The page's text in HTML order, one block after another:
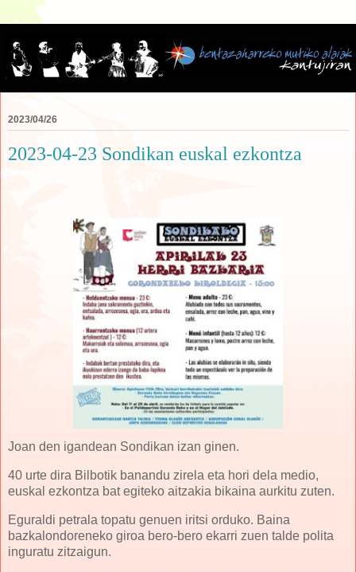
2023/04/26
2023-04-23 Sondikan euskal ezkontza
Joan den igandean Sondikan izan ginen.
40 urte dira Bilbotik banandu zirela eta hori dela medio,
euskal ezkontza bat egiteko aitzakia bikaina aurkitu zuten.
Eguraldi petrala topatu genuen iritsi orduko. Baina
bazkalondoreneko giroa bero-bero ekarri zuen talde polita
inguratu zitzaigun.